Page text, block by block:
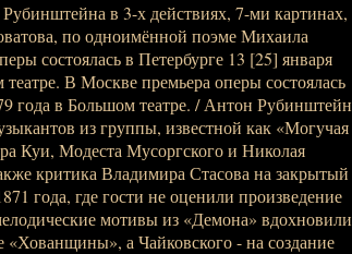
в 3-х действиях, 7-ми картинах,
по одноимённой поэме Михаила
состоялась в Петербурге 13 [25] января
В Москве премьера оперы состоялась
года в Большом театре. / Антон Рубинштейн
из группы, известной как «Могучая
Куи, Модеста Мусоргского и Николая
критика Владимира Стасова на закрытый
года, где гости не оценили произведение
мотивы из «Демона» вдохновили
«Хованщины», а Чайковского - на создание